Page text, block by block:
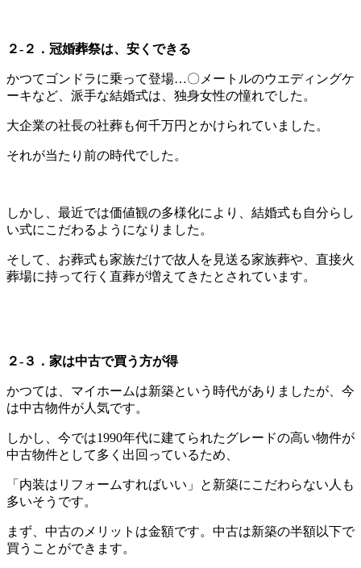
２-２．冠婚葬祭は、安くできる
かつてゴンドラに乗って登場…〇メートルのウエディングケ
ーキなど、派手な結婚式は、独身女性の憧れでした。
大企業の社長の社葬も何千万円とかけられていました。
それが当たり前の時代でした。
しかし、最近では価値観の多様化により、結婚式も自分らし
い式にこだわるようになりました。
そして、お葬式も家族だけで故人を見送る家族葬や、直接火
葬場に持って行く直葬が増えてきたとされています。
２-３．家は中古で買う方が得
かつては、マイホームは新築という時代がありましたが、今
は中古物件が人気です。
しかし、今では1990年代に建てられたグレードの高い物件が
中古物件として多く出回っているため、
「内装はリフォームすればいい」と新築にこだわらない人も
多いそうです。
まず、中古のメリットは金額です。中古は新築の半額以下で
買うことができます。